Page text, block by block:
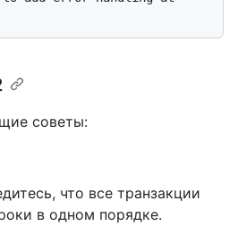
советы:
что все транзакции
в одном порядке.